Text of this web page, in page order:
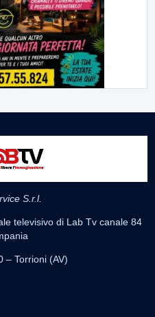
S.r.l.
televisivo di Lab Tv canale 84
– Torrioni (AV)